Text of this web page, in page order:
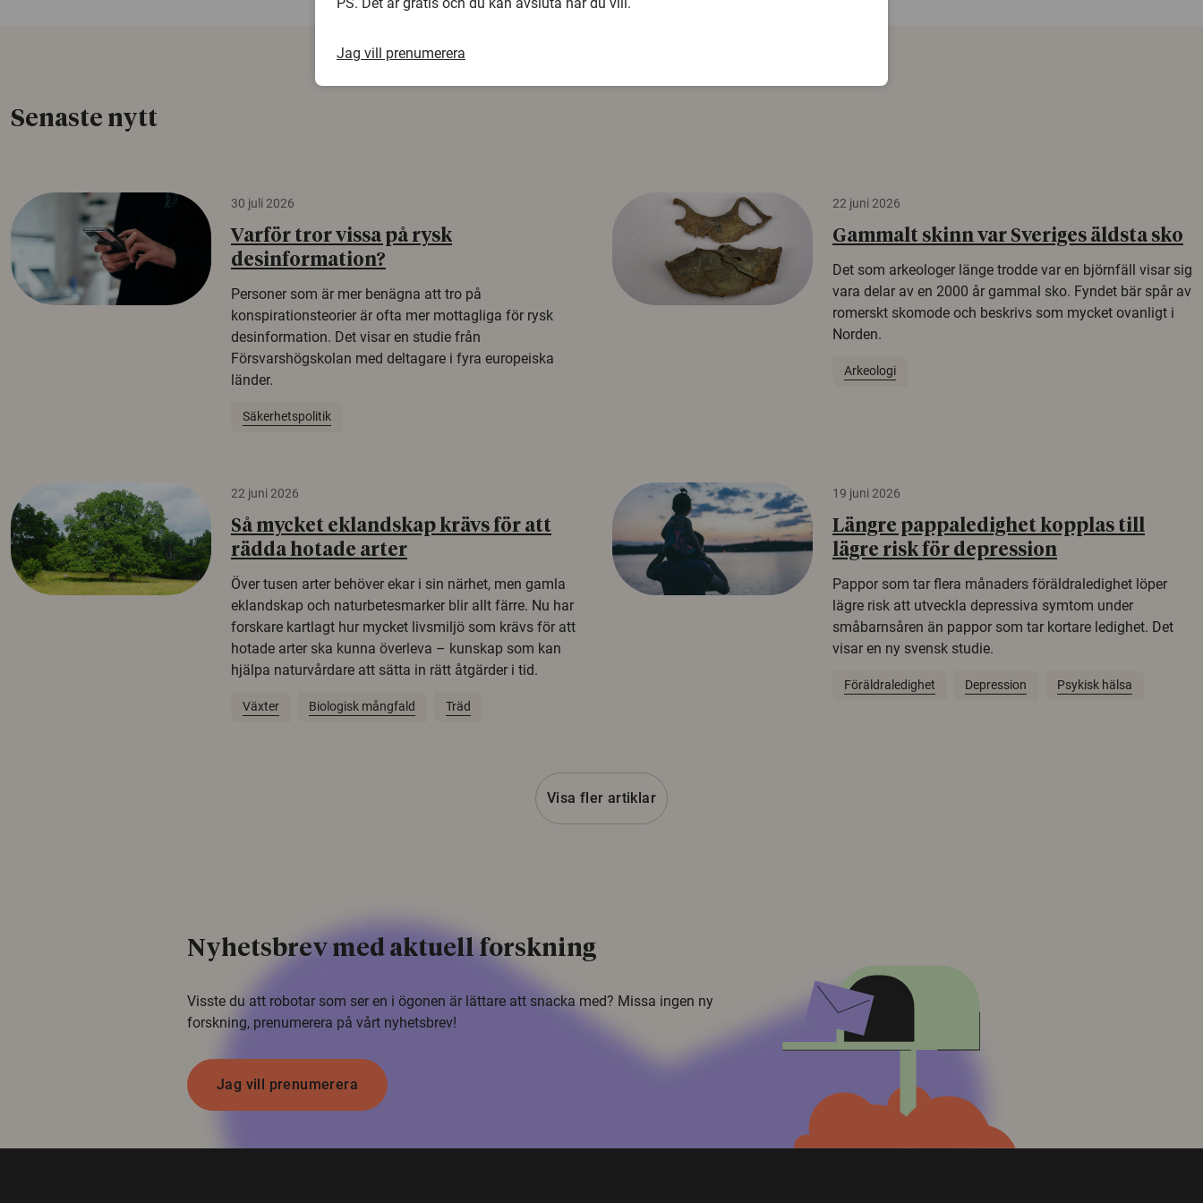
Senaste nytt
30 juli 2026
Varför tror vissa på rysk
desinformation?
Personer som är mer benägna att tro på
konspirationsteorier är ofta mer mottagliga för rysk
desinformation. Det visar en studie från
Försvarshögskolan med deltagare i fyra europeiska
länder.
Säkerhetspolitik
22 juni 2026
Gammalt skinn var Sveriges äldsta sko
Det som arkeologer länge trodde var en björnfäll visar sig
vara delar av en 2000 år gammal sko. Fyndet bär spår av
romerskt skomode och beskrivs som mycket ovanligt i
Norden.
Arkeologi
22 juni 2026
Så mycket eklandskap krävs för att
rädda hotade arter
Över tusen arter behöver ekar i sin närhet, men gamla
eklandskap och naturbetesmarker blir allt färre. Nu har
forskare kartlagt hur mycket livsmiljö som krävs för att
hotade arter ska kunna överleva – kunskap som kan
hjälpa naturvårdare att sätta in rätt åtgärder i tid.
Växter Biologisk mångfald Träd
19 juni 2026
Längre pappaledighet kopplas till
lägre risk för depression
Pappor som tar flera månaders föräldraledighet löper
lägre risk att utveckla depressiva symtom under
småbarnsåren än pappor som tar kortare ledighet. Det
visar en ny svensk studie.
Föräldraledighet Depression Psykisk hälsa
Visa fler artiklar
Nyhetsbrev med aktuell forskning
Visste du att robotar som ser en i ögonen är lättare att snacka med? Missa ingen ny
forskning, prenumerera på vårt nyhetsbrev!
Jag vill prenumerera
Jag vill prenumerera